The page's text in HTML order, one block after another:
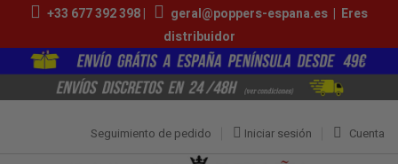
+33 677 392 398 | geral@poppers-espana.es | Eres
distribuidor
Cuenta
Iniciar sesión
Seguimiento de pedido